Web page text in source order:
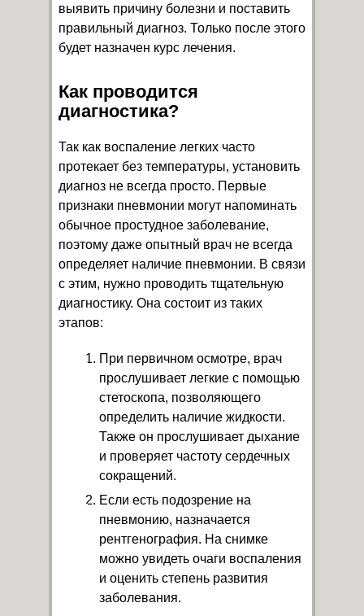
выявить причину болезни и поставить
правильный диагноз. Только после этого
будет назначен курс лечения.
Как проводится
диагностика?
Так как воспаление легких часто
протекает без температуры, установить
диагноз не всегда просто. Первые
признаки пневмонии могут напоминать
обычное простудное заболевание,
поэтому даже опытный врач не всегда
определяет наличие пневмонии. В связи
с этим, нужно проводить тщательную
диагностику. Она состоит из таких
этапов:
При первичном осмотре, врач
прослушивает легкие с помощью
стетоскопа, позволяющего
определить наличие жидкости.
Также он прослушивает дыхание
и проверяет частоту сердечных
сокращений.
Если есть подозрение на
пневмонию, назначается
рентгенография. На снимке
можно увидеть очаги воспаления
и оценить степень развития
заболевания.